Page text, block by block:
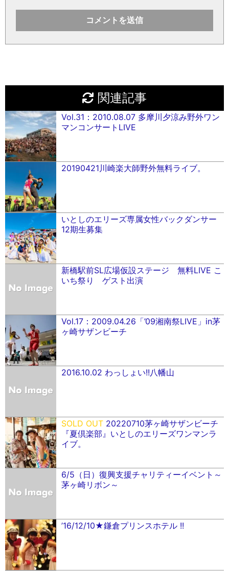
関連記事
Vol.31：2010.08.07 多摩川夕涼み野外ワン
マンコンサートLIVE
20190421川崎楽大師野外無料ライブ。
いとしのエリーズ専属女性バックダンサー
12期生募集
新橋駅前SL広場仮設ステージ 無料LIVE こ
いち祭り ゲスト出演
Vol.17：2009.04.26「’09湘南祭LIVE」in茅
ヶ崎サザンビーチ
2016.10.02 わっしょい!!八幡山
SOLD OUT 20220710茅ヶ崎サザンビーチ
『夏倶楽部』いとしのエリーズワンマンラ
イブ。
6/5（日）復興支援チャリティーイベント～
茅ヶ崎リボン～
’16/12/10★鎌倉プリンスホテル !!